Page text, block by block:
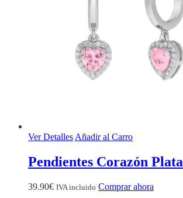
Ver Detalles Añadir al Carro
Pendientes Corazón Plata
39.90€ IVA incluido Comprar ahora